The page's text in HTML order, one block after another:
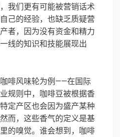
我们更有可能被营销话术
己的经验，也缺乏质疑营
者，因为没有资金和精力
线的知识和技能展现出
啡风味轮为例——在国际
规则中，咖啡豆被根据香
定产区也会因为盛产某种
而，这些香气的定义是基
的嗅觉。谁会想到，咖啡